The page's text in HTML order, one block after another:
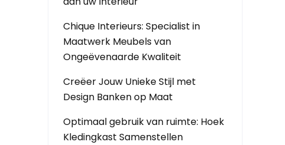
Chique Interieurs: Specialist in
Maatwerk Meubels van
Ongeëvenaarde Kwaliteit
Creëer Jouw Unieke Stijl met
Design Banken op Maat
Optimaal gebruik van ruimte: Hoek
Kledingkast Samenstellen